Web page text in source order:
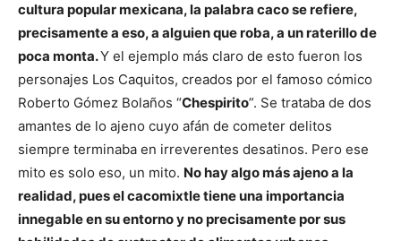
cultura popular mexicana, la palabra caco se refiere,
precisamente a eso, a alguien que roba, a un raterillo de
poca monta.Y el ejemplo más claro de esto fueron los
personajes Los Caquitos, creados por el famoso cómico
Roberto Gómez Bolaños “Chespirito”. Se trataba de dos
amantes de lo ajeno cuyo afán de cometer delitos
siempre terminaba en irreverentes desatinos. Pero ese
mito es solo eso, un mito. No hay algo más ajeno a la
realidad, pues el cacomixtle tiene una importancia
innegable en su entorno y no precisamente por sus